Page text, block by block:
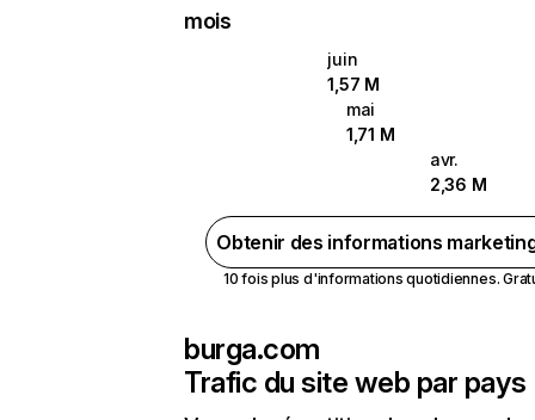
mois
juin
1,57 M
mai
1,71 M
avr.
2,36 M
Obtenir des informations
10 fois plus d'informations quotidiennes.
burga.com
Trafic du site web par pays